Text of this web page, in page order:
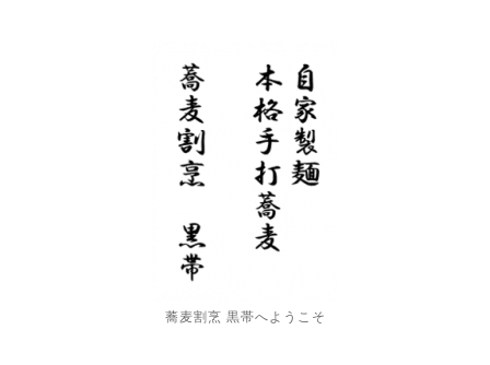
蕎麦割烹 黒帯へようこそ